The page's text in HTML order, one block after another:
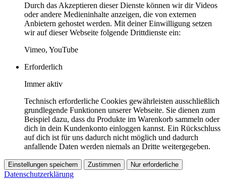
Durch das Akzeptieren dieser Dienste können wir dir Videos
oder andere Medieninhalte anzeigen, die von externen
Anbietern gehostet werden. Mit deiner Einwilligung setzen
wir auf dieser Webseite folgende Drittdienste ein:
Vimeo, YouTube
Erforderlich
Immer aktiv
Technisch erforderliche Cookies gewährleisten ausschließlich
grundlegende Funktionen unserer Webseite. Sie dienen zum
Beispiel dazu, dass du Produkte im Warenkorb sammeln oder
dich in dein Kundenkonto einloggen kannst. Ein Rückschluss
auf dich ist für uns dadurch nicht möglich und dadurch
anfallende Daten werden niemals an Dritte weitergegeben.
Einstellungen speichern Zustimmen Nur erforderliche
Datenschutzerklärung